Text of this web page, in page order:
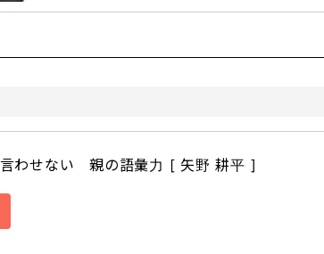
わせない　親の語彙力 [ 矢野 耕平 ]